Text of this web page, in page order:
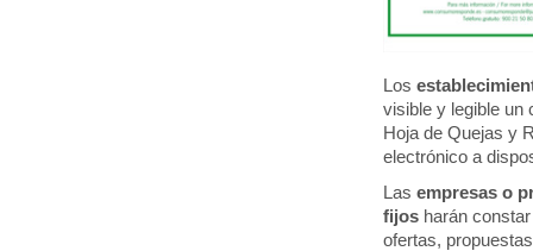
Los
visible y legible un
Hoja de Quejas y
electrónico a
Lasempresas o
fijos harán
ofertas,